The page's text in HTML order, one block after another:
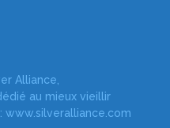
Alliance,
au mieux vieillir
www.silveralliance.com